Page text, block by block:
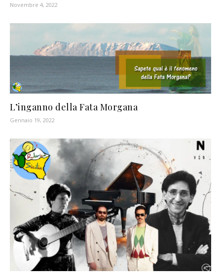
Novembre 4, 2022
L’inganno della Fata Morgana
Gennaio 19, 2022